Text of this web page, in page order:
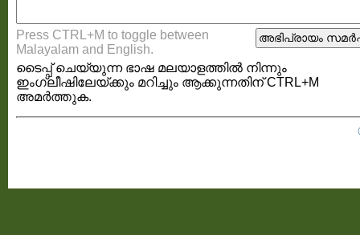
Press CTRL+M to toggle between
Malayalam and English.
ടൈപ്പ്‌ ചെയ്യുന്ന ഭാഷ മലയാളത്തില്‍ നിന്നും
ഇംഗ്ലീഷിലേയ്ക്കും മറിച്ചും ആക്കുന്നതിന് CTRL+M
അമര്‍ത്തുക.